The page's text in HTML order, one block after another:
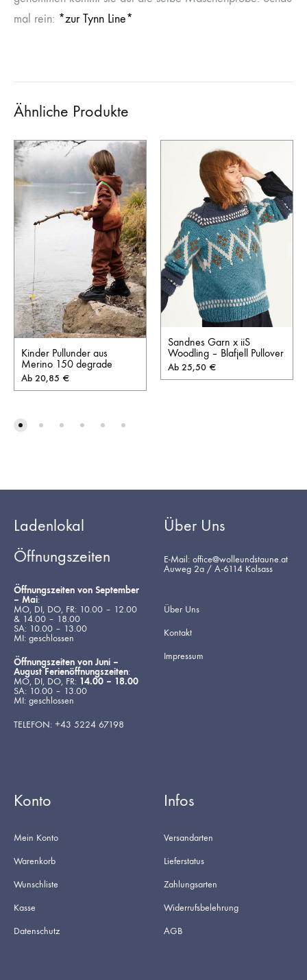
mal rein: *zur Tynn Line*
Ähnliche Produkte
Kinder Pullunder aus
Merino 150 degrade
Ab 20,85 €
Sandnes Garn x iiS
Woodling – Blafjell Pullover
Ab 25,50 €
Ladenlokal
Öffnungszeiten
Öffnungszeiten von September
– Mai:
MO, DI, DO, FR: 10.00 – 12.00
& 14.00 – 18.00
SA: 10.00 – 13.00
MI: geschlossen
Öffnungszeiten von Juni –
August Ferienöffnungszeiten:
MO, DI, DO, FR: 14.00 – 18.00
SA: 10.00 – 13.00
MI: geschlossen
TELEFON: +43 5224 67198
Über Uns
E-Mail: office@wolleundstaune.at
Auweg 2a / A-6114 Kolsass
Über Uns
Kontakt
Impressum
Konto
Mein Konto
Warenkorb
Wunschliste
Kasse
Datenschutz
Infos
Versandarten
Lieferstatus
Zahlungsarten
Widerrufsbelehrung
AGB